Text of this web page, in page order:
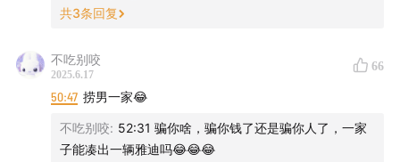
准备好了吗？让我们一起揭开这场血案背后的真相……
【本案出现人名、地名、机构】
刘璋、赵英、刘丽、高峰、高军、强超、李铮
河北省邯郸市韦武庄村、山东菏泽
共3条回复
不吃别咬
2025.6.17
66
50:47 捞男一家😂
不吃别咬: 52:31 骗你啥，骗你钱了还是骗你人了，一家
子能凑出一辆雅迪吗😂😂😂